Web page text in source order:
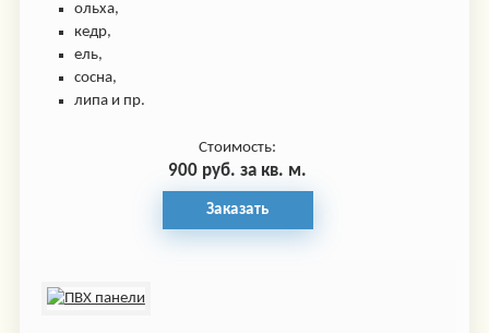
ольха,
кедр,
ель,
сосна,
липа и пр.
Стоимость:
900 руб. за кв. м.
Заказать